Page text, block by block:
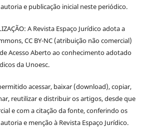
e publicação inicial neste periódico.
A Revista Espaço Jurídico adota a
CC BY-NC (atribuição não comercial)
Acesso Aberto ao conhecimento adotado
da Unoesc.
acessar, baixar (download), copiar,
reutilizar e distribuir os artigos, desde que
e com a citação da fonte, conferindo os
e menção à Revista Espaço Jurídico.